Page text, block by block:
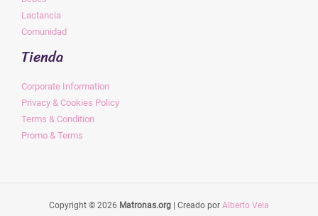
Lactancia
Comunidad
Tienda
Corporate Information
Privacy & Cookies Policy
Terms & Condition
Promo & Terms
Copyright © 2026 Matronas.org | Creado por Alberto Vela